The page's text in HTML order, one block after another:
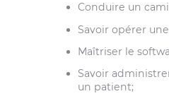
Conduire un
Savoir opérer
Maîtriser le
Savoir
un patient;